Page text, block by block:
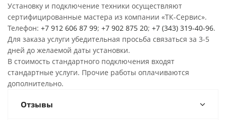
Установку и подключение техники осуществляют
сертифицированные мастера из компании «ТК-Сервис».
Телефон: +7 912 606 87 99; +7 902 875 20; +7 (343) 319-40-96.
Для заказа услуги убедительная просьба связаться за 3-5
дней до желаемой даты установки.
В стоимость стандартного подключения входят
стандартные услуги. Прочие работы оплачиваются
дополнительно.
Отзывы